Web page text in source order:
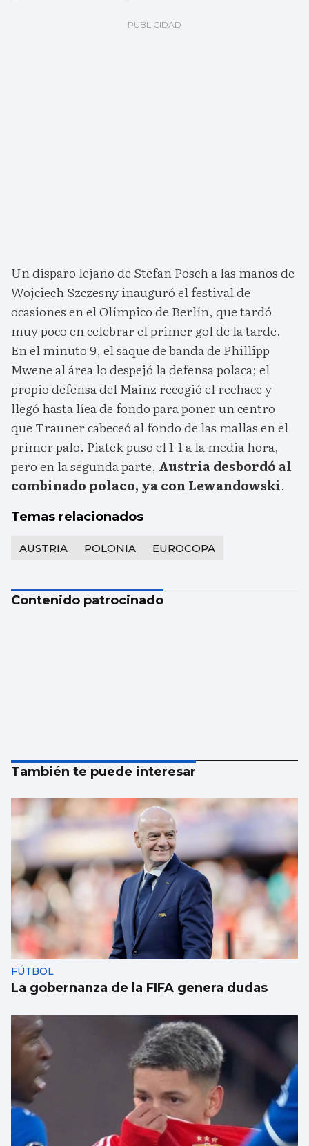
Un disparo lejano de Stefan Posch a las manos de
Wojciech Szczesny inauguró el festival de
ocasiones en el Olímpico de Berlín, que tardó
muy poco en celebrar el primer gol de la tarde.
En el minuto 9, el saque de banda de Phillipp
Mwene al área lo despejó la defensa polaca; el
propio defensa del Mainz recogió el rechace y
llegó hasta líea de fondo para poner un centro
que Trauner cabeceó al fondo de las mallas en el
primer palo. Piatek puso el 1-1 a la media hora,
pero en la segunda parte, Austria desbordó al
combinado polaco, ya con Lewandowski.
Temas relacionados
AUSTRIA POLONIA EUROCOPA
Contenido patrocinado
También te puede interesar
FÚTBOL
La gobernanza de la FIFA genera dudas